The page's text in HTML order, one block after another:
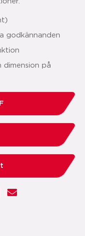
godkännanden
på